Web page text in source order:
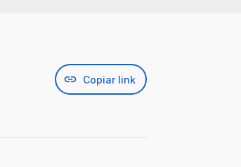
Copiar link